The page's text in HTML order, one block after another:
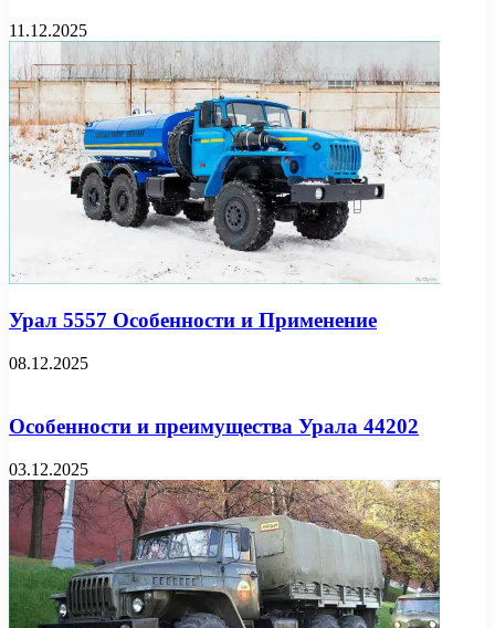
11.12.2025
Урал 5557 Особенности и Применение
08.12.2025
Особенности и преимущества Урала 44202
03.12.2025